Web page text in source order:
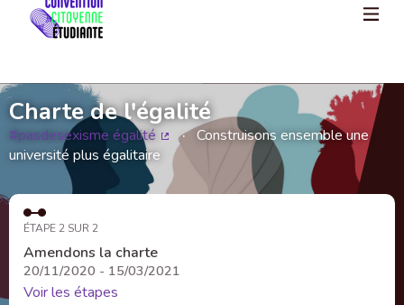
Charte de l'égalité
#pasdesexisme égalité
(Lien externe)
Construisons ensemble une
université plus égalitaire
ÉTAPE 2 SUR 2
Amendons la charte
20/11/2020 - 15/03/2021
Voir les étapes